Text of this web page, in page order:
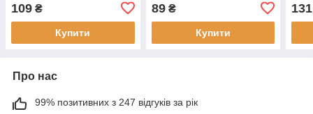
109 ₴
Купити
89₴
Купити
131
Про нас
99% позитивних з 247 відгуків за рік